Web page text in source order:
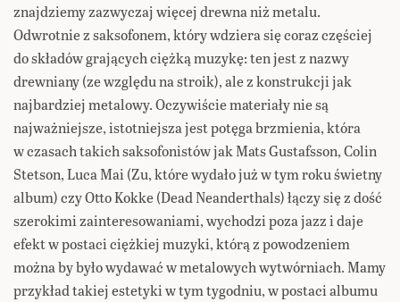
znajdziemy zazwyczaj więcej drewna niż metalu.
Odwrotnie z saksofonem, który wdziera się coraz częściej
do składów grających ciężką muzykę: ten jest z nazwy
drewniany (ze względu na stroik), ale z konstrukcji jak
najbardziej metalowy. Oczywiście materiały nie są
najważniejsze, istotniejsza jest potęga brzmienia, która
w czasach takich saksofonistów jak Mats Gustafsson, Colin
Stetson, Luca Mai (Zu, które wydało już w tym roku świetny
album) czy Otto Kokke (Dead Neanderthals) łączy się z dość
szerokimi zainteresowaniami, wychodzi poza jazz i daje
efekt w postaci ciężkiej muzyki, którą z powodzeniem
można by było wydawać w metalowych wytwórniach. Mamy
przykład takiej estetyki w tym tygodniu, w postaci albumu